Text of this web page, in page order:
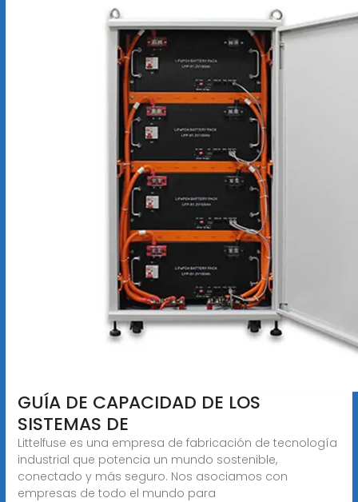
GUÍA DE CAPACIDAD DE LOS
SISTEMAS DE
Littelfuse es una empresa de fabricación de tecnología
industrial que potencia un mundo sostenible,
conectado y más seguro. Nos asociamos con
empresas de todo el mundo para